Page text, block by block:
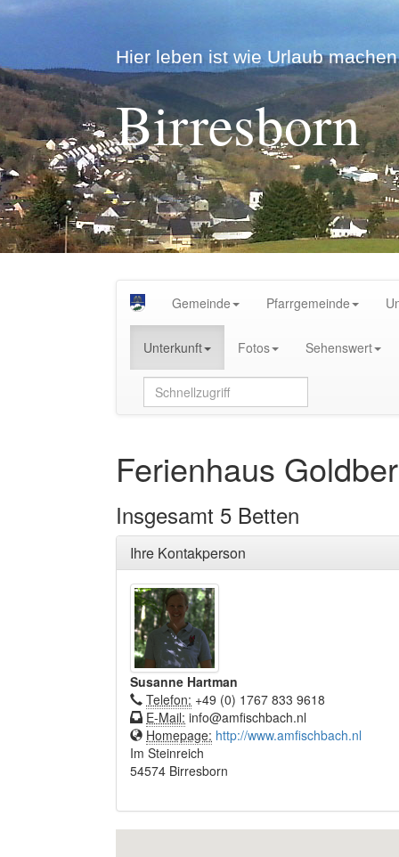
Hier leben ist wie Urlaub
Birresborn
Gemeinde Pfarrgemeinde
Unterkunft Fotos Sehenswert
Ferienhaus
Insgesamt 5 Betten
Ihre Kontakperson
Susanne Hartman
Telefon: +49 (0) 1767 833 9618
E-Mail: info@amfischbach.nl
Homepage: http://www.amfischbach.nl
Im Steinreich
54574 Birresborn